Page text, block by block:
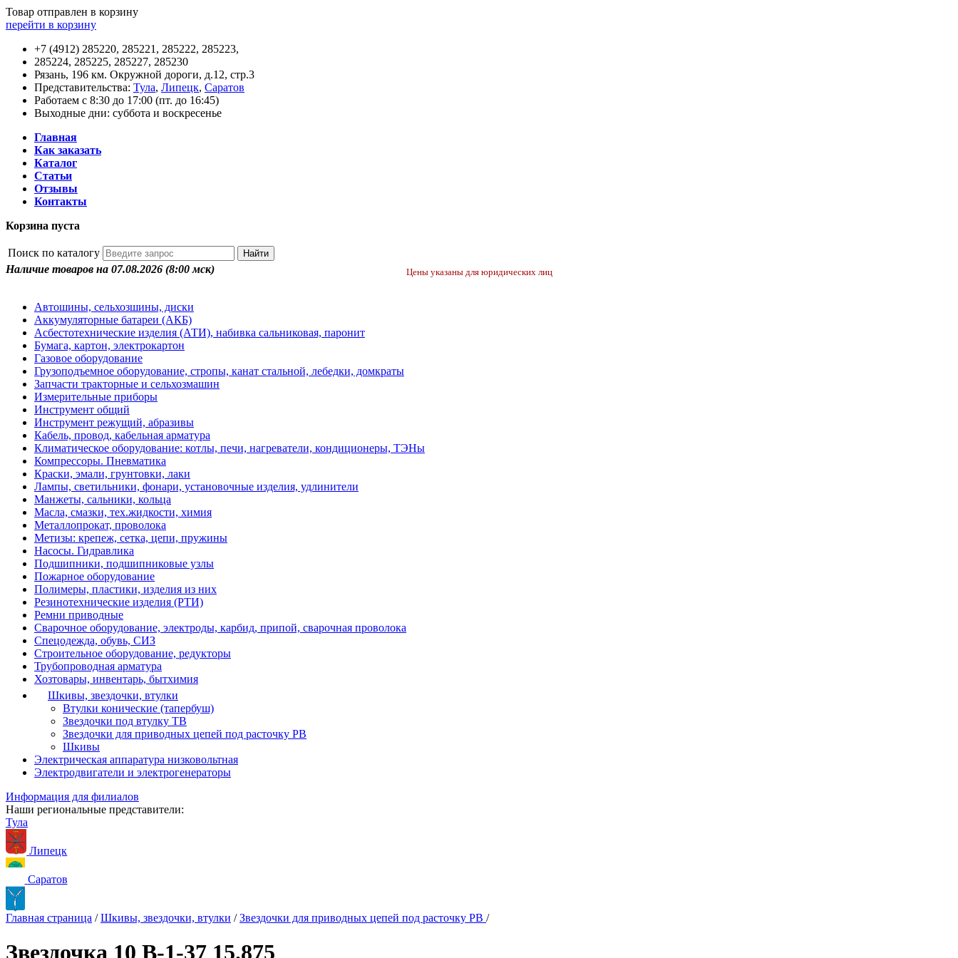
Товар отправлен в корзину
перейти в корзину
+7 (4912) 285220, 285221, 285222, 285223,
285224, 285225, 285227, 285230
Рязань, 196 км. Окружной дороги, д.12, стр.3
Представительства: Тула, Липецк, Саратов
Работаем с 8:30 до 17:00 (пт. до 16:45)
Выходные дни: суббота и воскресенье
Главная
Как заказать
Каталог
Статьи
Отзывы
Контакты
Корзина пуста
Поиск по каталогу
Наличие товаров на 07.08.2026 (8:00 мск) Цены указаны для юридических лиц
Автошины, сельхозшины, диски
Аккумуляторные батареи (АКБ)
Асбестотехнические изделия (АТИ), набивка сальниковая, паронит
Бумага, картон, электрокартон
Газовое оборудование
Грузоподъемное оборудование, стропы, канат стальной, лебедки, домкраты
Запчасти тракторные и сельхозмашин
Измерительные приборы
Инструмент общий
Инструмент режущий, абразивы
Кабель, провод, кабельная арматура
Климатическое оборудование: котлы, печи, нагреватели, кондиционеры, ТЭНы
Компрессоры. Пневматика
Краски, эмали, грунтовки, лаки
Лампы, светильники, фонари, установочные изделия, удлинители
Манжеты, сальники, кольца
Масла, смазки, тех.жидкости, химия
Металлопрокат, проволока
Метизы: крепеж, сетка, цепи, пружины
Насосы. Гидравлика
Подшипники, подшипниковые узлы
Пожарное оборудование
Полимеры, пластики, изделия из них
Резинотехнические изделия (РТИ)
Ремни приводные
Сварочное оборудование, электроды, карбид, припой, сварочная проволока
Спецодежда, обувь, СИЗ
Строительное оборудование, редукторы
Трубопроводная арматура
Хозтовары, инвентарь, бытхимия
Шкивы, звездочки, втулки
Втулки конические (тапербуш)
Звездочки под втулку ТВ
Звездочки для приводных цепей под расточку РВ
Шкивы
Электрическая аппаратура низковольтная
Электродвигатели и электрогенераторы
Информация для филиалов
Наши региональные представители:
Тула
Липецк
Саратов
Главная страница / Шкивы, звездочки, втулки / Звездочки для приводных цепей под расточку РВ /
Звездочка 10 B-1-37 15.875